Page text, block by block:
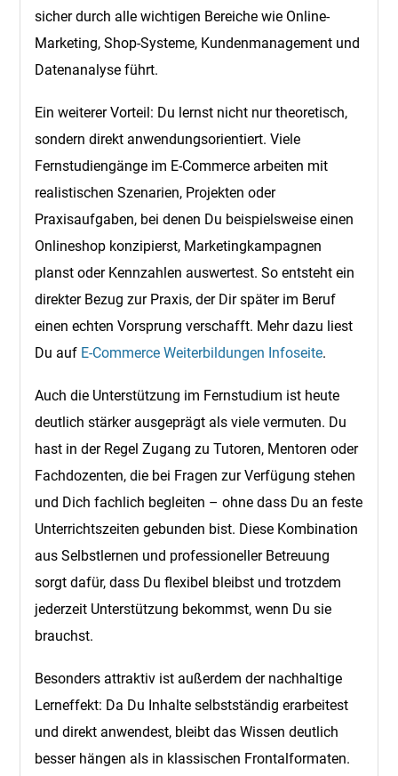
sicher durch alle wichtigen Bereiche wie Online-
Marketing, Shop-Systeme, Kundenmanagement und
Datenanalyse führt.
Ein weiterer Vorteil: Du lernst nicht nur theoretisch,
sondern direkt anwendungsorientiert. Viele
Fernstudiengänge im E-Commerce arbeiten mit
realistischen Szenarien, Projekten oder
Praxisaufgaben, bei denen Du beispielsweise einen
Onlineshop konzipierst, Marketingkampagnen
planst oder Kennzahlen auswertest. So entsteht ein
direkter Bezug zur Praxis, der Dir später im Beruf
einen echten Vorsprung verschafft. Mehr dazu liest
Du auf E-Commerce Weiterbildungen Infoseite.
Auch die Unterstützung im Fernstudium ist heute
deutlich stärker ausgeprägt als viele vermuten. Du
hast in der Regel Zugang zu Tutoren, Mentoren oder
Fachdozenten, die bei Fragen zur Verfügung stehen
und Dich fachlich begleiten – ohne dass Du an feste
Unterrichtszeiten gebunden bist. Diese Kombination
aus Selbstlernen und professioneller Betreuung
sorgt dafür, dass Du flexibel bleibst und trotzdem
jederzeit Unterstützung bekommst, wenn Du sie
brauchst.
Besonders attraktiv ist außerdem der nachhaltige
Lerneffekt: Da Du Inhalte selbstständig erarbeitest
und direkt anwendest, bleibt das Wissen deutlich
besser hängen als in klassischen Frontalformaten.